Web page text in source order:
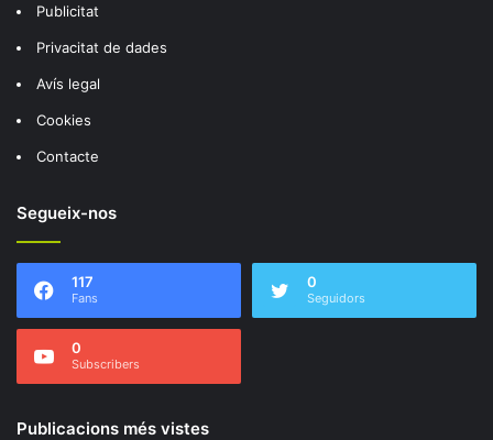
Publicitat
Privacitat de dades
Avís legal
Cookies
Contacte
Segueix-nos
117
Fans
0
Seguidors
0
Subscribers
Publicacions més vistes